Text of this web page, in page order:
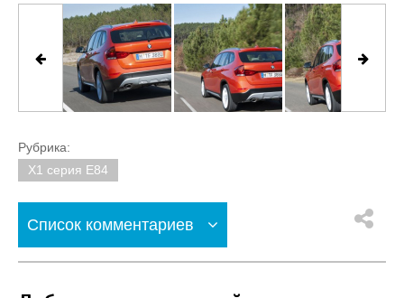
Рубрика:
X1 серия E84
Список комментариев